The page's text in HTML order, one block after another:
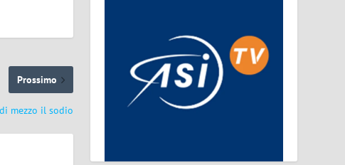
Prossimo
mezzo il sodio